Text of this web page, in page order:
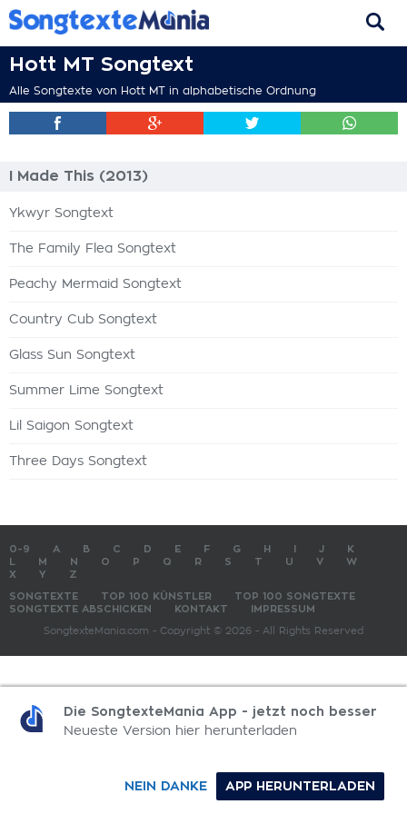
Hott MT Songtext
Alle Songtexte von Hott MT in alphabetische Ordnung
I Made This (2013)
Ykwyr Songtext
The Family Flea Songtext
Peachy Mermaid Songtext
Country Cub Songtext
Glass Sun Songtext
Summer Lime Songtext
Lil Saigon Songtext
Three Days Songtext
0-9 A B C D E F G H J
K
M N O P Q R S T U V
W
X
Y Z
SONGTEXTE TOP 100 KÜNSTLER
TOP 100 SONGTEXTE
SONGTEXTE ABSCHICKEN
KONTAKT IMPRESSUM
SongtexteMania.com - Copyright © 2026 - All Rights Reserved
Die SongtexteMania App - jetzt noch besser
Neueste Version hier herunterladen
APP HERUNTERLADEN
NEIN DANKE